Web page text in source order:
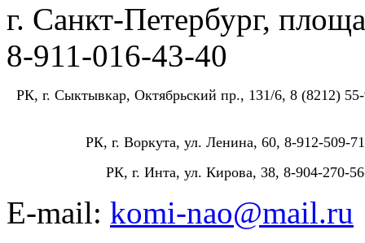
г. Санкт-Петербург,
8-911-016-43-40
РК, г. Сыктывкар, Октябрьский пр., 131/6, 8 (8212)
РК, г. Воркута, ул. Ленина, 60, 8-912-509-
РК, г. Инта, ул. Кирова, 38, 8-904-270-
E-mail: komi-nao@mail.ru